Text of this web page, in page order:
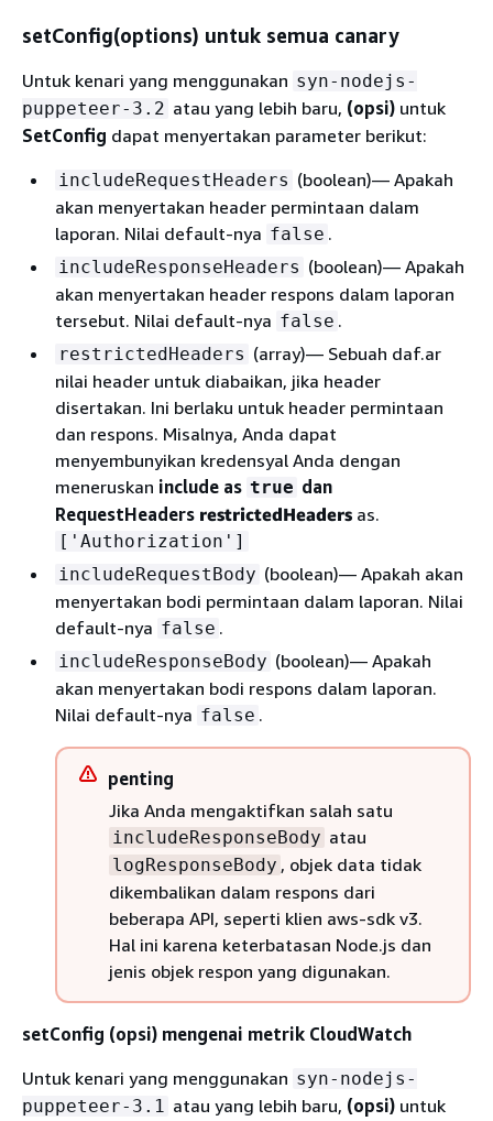
setConfig(options) untuk semua canary
Untuk kenari yang menggunakan syn-nodejs-
puppeteer-3.2 atau yang lebih baru, (opsi) untuk
SetConfig dapat menyertakan parameter berikut:
includeRequestHeaders (boolean)— Apakah
akan menyertakan header permintaan dalam
laporan. Nilai default-nya false .
includeResponseHeaders (boolean)— Apakah
akan menyertakan header respons dalam laporan
tersebut. Nilai default-nya false .
restrictedHeaders (array)— Sebuah daf.ar
nilai header untuk diabaikan, jika header
disertakan. Ini berlaku untuk header permintaan
dan respons. Misalnya, Anda dapat
menyembunyikan kredensyal Anda dengan
meneruskan include as true dan
RequestHeaders restrictedHeaders as.
['Authorization']
includeRequestBody (boolean)— Apakah akan
menyertakan bodi permintaan dalam laporan. Nilai
default-nya false .
includeResponseBody (boolean)— Apakah
akan menyertakan bodi respons dalam laporan.
Nilai default-nya false .
penting
Jika Anda mengaktifkan salah satu
includeResponseBody atau
logResponseBody , objek data tidak
dikembalikan dalam respons dari
beberapa API, seperti klien aws-sdk v3.
Hal ini karena keterbatasan Node.js dan
jenis objek respon yang digunakan.
setConfig (opsi) mengenai metrik CloudWatch
Untuk kenari yang menggunakan syn-nodejs-
puppeteer-3.1 atau yang lebih baru, (opsi) untuk